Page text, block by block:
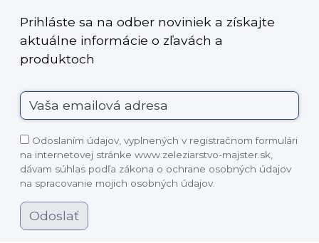
Prihláste sa na odber noviniek a získajte
aktuálne informácie o zľavách a
produktoch
Odoslaním údajov, vyplnených v registračnom formulári
na internetovej stránke www.zeleziarstvo-majster.sk,
dávam súhlas podľa zákona o ochrane osobných údajov
na spracovanie mojich osobných údajov.
Odoslať